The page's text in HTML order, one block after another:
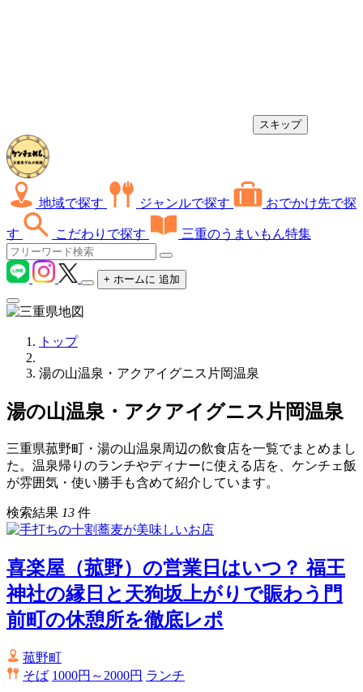
スキップ
地域で探す ジャンルで探す おでかけ先で探
す こだわりで探す 三重のうまいもん特集
+ ホームに 追加
トップ
湯の山温泉・アクアイグニス片岡温泉
湯の山温泉・アクアイグニス片岡温泉
三重県菰野町・湯の山温泉周辺の飲食店を一覧でまとめまし
た。温泉帰りのランチやディナーに使える店を、ケンチェ飯
が雰囲気・使い勝手も含めて紹介しています。
検索結果 13 件
喜楽屋（菰野）の営業日はいつ？ 福王
神社の縁日と天狗坂上がりで賑わう門
前町の休憩所を徹底レポ
菰野町
そば 1000円～2000円 ランチ